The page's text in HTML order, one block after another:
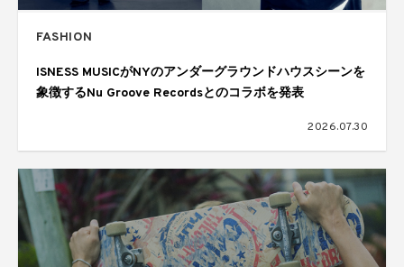
FASHION
ISNESS MUSICがNYのアンダーグラウンドハウスシーンを
象徴するNu Groove Recordsとのコラボを発表
2026.07.30